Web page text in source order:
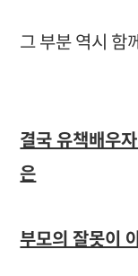
그 부분 역시 함
결국 유책배우
은
부모의 잘못이